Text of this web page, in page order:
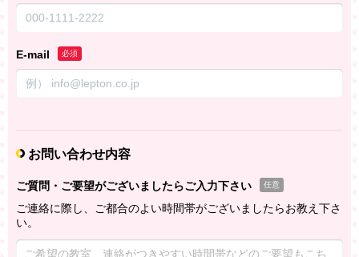
E-mail 必須
お問い合わせ内容
ご質問・ご要望がございましたらご入力下さい 任意
ご連絡に際し、ご都合のよい時間帯がございましたらお教え下さ
い。